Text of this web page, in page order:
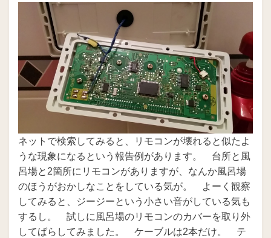
ネットで検索してみると、リモコンが壊れると似たよ
うな現象になるという報告例があります。 台所と風
呂場と2箇所にリモコンがありますが、なんか風呂場
のほうがおかしなことをしている気が。 よーく観察
してみると、ジージーという小さい音がしている気も
するし。 試しに風呂場のリモコンのカバーを取り外
してばらしてみました。 ケーブルは2本だけ。 テ